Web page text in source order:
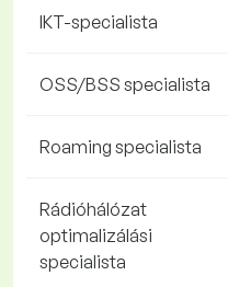
IKT-specialista
OSS/BSS specialista
Roaming specialista
Rádióhálózat
optimalizálási
specialista